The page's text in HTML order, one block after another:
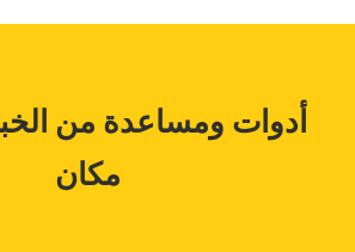
أدوات ومساعدة من
مكان